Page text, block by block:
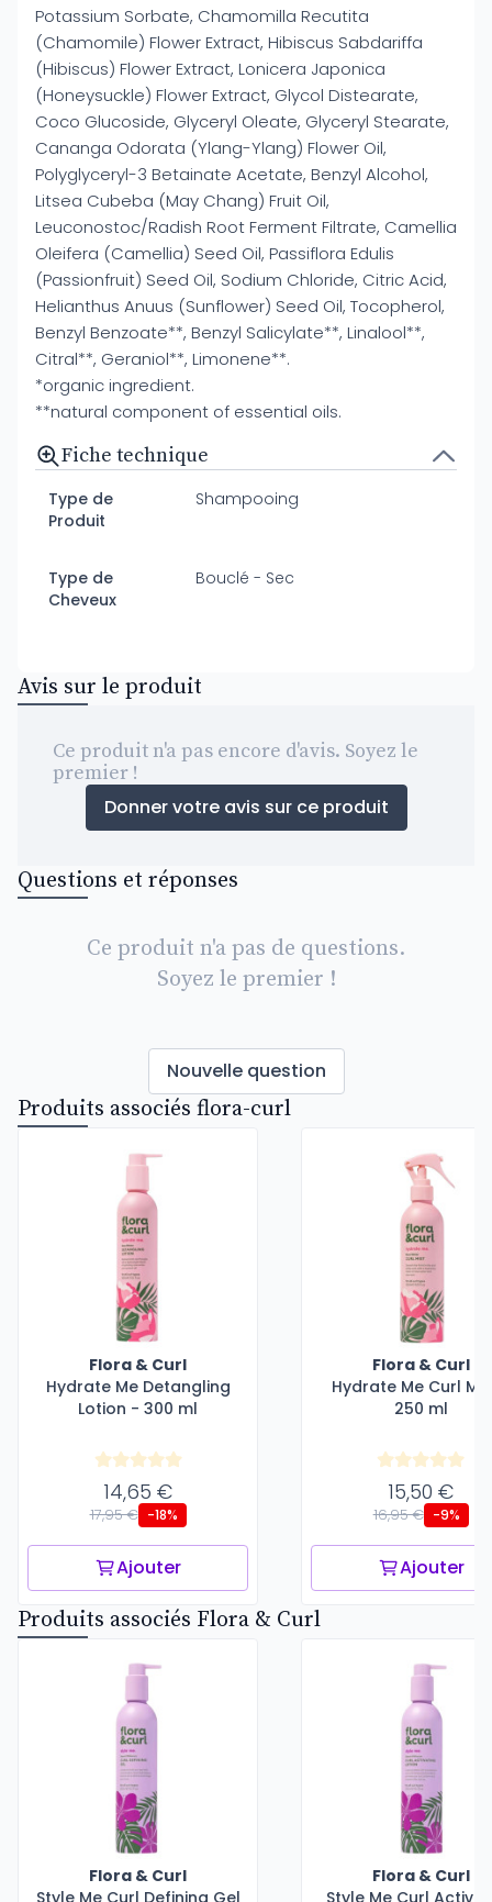
Potassium Sorbate, Chamomilla Recutita
(Chamomile) Flower Extract, Hibiscus Sabdariffa
(Hibiscus) Flower Extract, Lonicera Japonica
(Honeysuckle) Flower Extract, Glycol Distearate,
Coco Glucoside, Glyceryl Oleate, Glyceryl Stearate,
Cananga Odorata (Ylang-Ylang) Flower Oil,
Polyglyceryl-3 Betainate Acetate, Benzyl Alcohol,
Litsea Cubeba (May Chang) Fruit Oil,
Leuconostoc/Radish Root Ferment Filtrate, Camellia
Oleifera (Camellia) Seed Oil, Passiflora Edulis
(Passionfruit) Seed Oil, Sodium Chloride, Citric Acid,
Helianthus Anuus (Sunflower) Seed Oil, Tocopherol,
Benzyl Benzoate**, Benzyl Salicylate**, Linalool**,
Citral**, Geraniol**, Limonene**.
*organic ingredient.
**natural component of essential oils.
Fiche technique
Type de
Produit
Shampooing
Type de
Cheveux
Bouclé - Sec
Avis sur le produit
Ce produit n'a pas encore d'avis. Soyez le
premier !
Donner votre avis sur ce produit
Questions et réponses
Ce produit n'a pas de questions.
Soyez le premier !
Nouvelle question
Produits associés flora-curl
Flora & Curl
Hydrate Me Detangling
Lotion - 300 ml
14,65 €
17,95 € -18%
Ajouter
Flora & Curl
Hydrate Me Curl
250 ml
15,50 €
16,95 € -9%
Ajouter
Produits associés Flora & Curl
Flora & Curl
Style Me Curl Defining Gel
Flora & Curl
Style Me Curl